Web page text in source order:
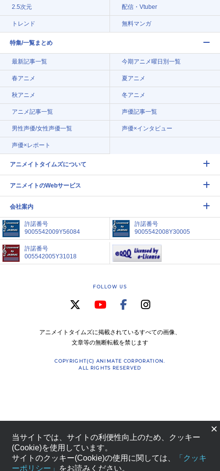
2.5次元 配信・Vtuber
トレンド 無料マンガ
特集/一覧まとめ
最新記事一覧 今期アニメ曜日別一覧
春アニメ 夏アニメ
秋アニメ 冬アニメ
アニメ記事一覧 声優記事一覧
男性声優/女性声優一覧 声優×インタビュー
声優×レポート
アニメイトタイムズについて
アニメイトのWebサービス
会社案内
許諾番号
9005542009Y56084
許諾番号
9005542008Y30005
許諾番号
005542005Y31018
FOLLOW US
アニメイトタイムズに掲載されているすべての画像、
文章等の無断転載を禁じます
COPYRIGHT(C) ANIMATE CORPORATION.
ALL RIGHTS RESERVED
×
当サイトでは、サイトの利便性向上のため、クッキー
(Cookie)を使用しています。
サイトのクッキー(Cookie)の使用に関しては、
「クッキ
ーポリシー」
をお読みください。